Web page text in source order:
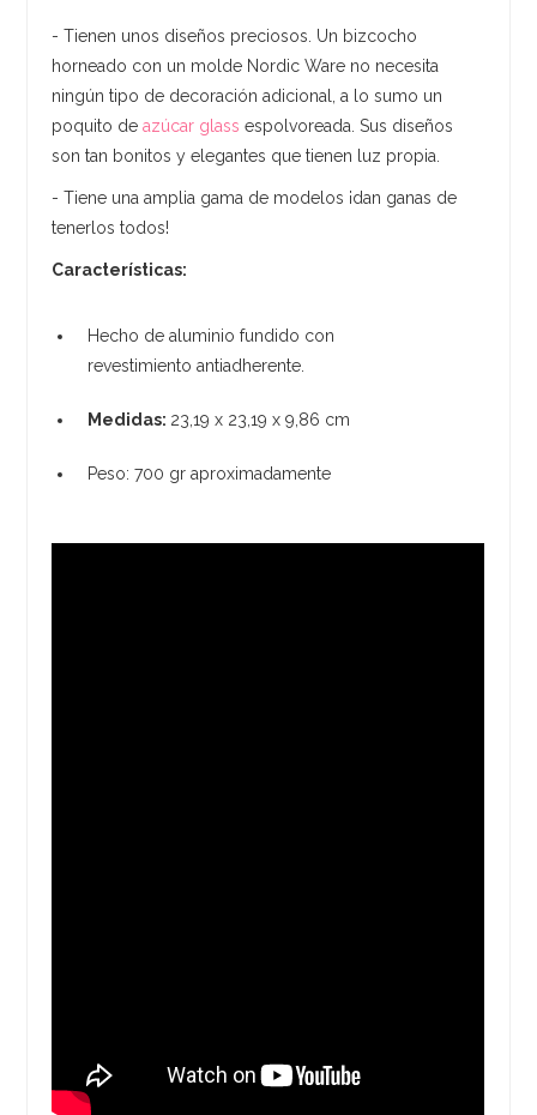
- Tienen unos diseños preciosos. Un bizcocho
horneado con un molde Nordic Ware no necesita
ningún tipo de decoración adicional, a lo sumo un
poquito deazúcar glass espolvoreada. Sus diseños
son tan bonitos y elegantes que tienen luz propia.
- Tiene una amplia gama de modelos ¡dan ganas de
tenerlos todos!
Características:
Hecho de aluminio fundido con
revestimiento antiadherente. ​
Medidas: 23,19 x 23,19 x 9,86 cm
Peso: 700 gr aproximadamente